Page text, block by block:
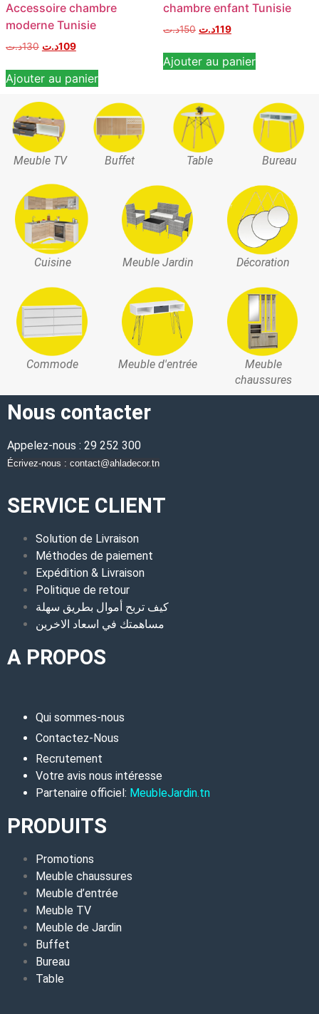
Accessoire chambre
moderne Tunisie
130د.ت 109د.ت
Ajouter au panier
chambre enfant Tunisie
150د.ت 119د.ت
Ajouter au panier
Meuble TV Buffet Table Bureau
Cuisine Meuble Jardin Décoration
Commode Meuble d'entrée
Meuble
chaussures
Nous contacter
Appelez-nous : 29 252 300
Écrivez-nous : contact@ahladecor.tn
SERVICE CLIENT
Solution de Livraison
Méthodes de paiement
Expédition & Livraison
Politique de retour
كيف تربح أموال بطريق سهلة
مساهمتك في اسعاد الاخرين
A PROPOS
Qui sommes-nous
Contactez-Nous
Recrutement
Votre avis nous intéresse
Partenaire officiel: MeubleJardin.tn
PRODUITS
Promotions
Meuble chaussures
Meuble d’entrée
Meuble TV
Meuble de Jardin
Buffet
Bureau
Table